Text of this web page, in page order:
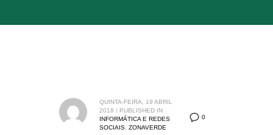
0
QUINTA-FEIRA, 19 ABRIL
2018 / PUBLISHED IN
INFORMÁTICA E REDES
SOCIAIS ,ZONAVERDE